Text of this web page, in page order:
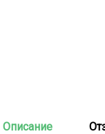
Описание